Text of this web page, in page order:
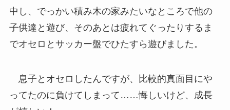
中し、でっかい積み木の家みたいなところで他の
子供達と遊び、そのあとは疲れてぐったりするま
でオセロとサッカー盤でひたすら遊びました。
息子とオセロしたんですが、比較的真面目にや
ってたのに負けてしまって……悔しいけど、成長